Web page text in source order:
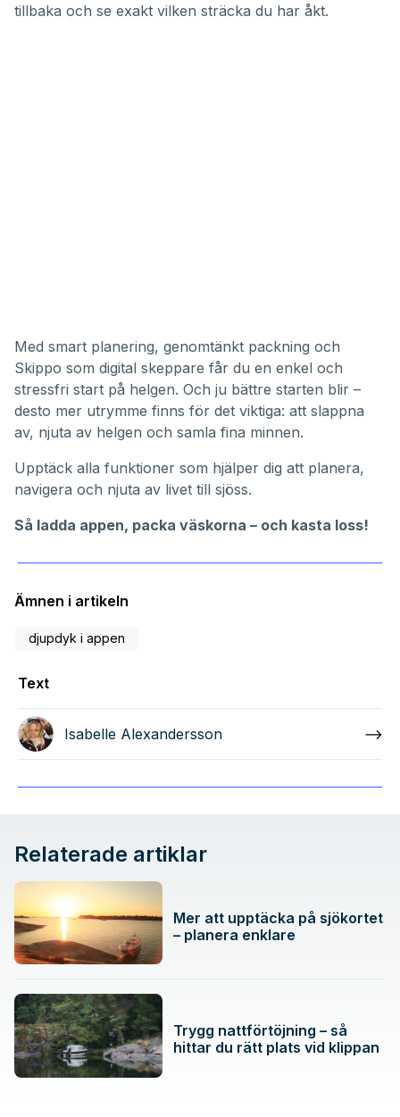
tillbaka och se exakt vilken sträcka du har åkt.
Med smart planering, genomtänkt packning och
Skippo som digital skeppare får du en enkel och
stressfri start på helgen. Och ju bättre starten blir –
desto mer utrymme finns för det viktiga: att slappna
av, njuta av helgen och samla fina minnen.
Upptäck alla funktioner som hjälper dig att planera,
navigera och njuta av livet till sjöss.
Så ladda appen, packa väskorna – och kasta loss!
Ämnen i artikeln
djupdyk i appen
Text
Isabelle Alexandersson
Relaterade artiklar
Mer att upptäcka på sjökortet
– planera enklare
Trygg nattförtöjning – så
hittar du rätt plats vid klippan